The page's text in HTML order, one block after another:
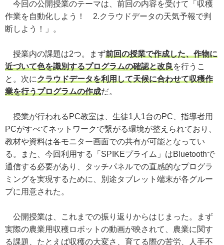
今回の公開授業のテーマは、前回の内容を受けて「収穫
作業を自動化しよう！ 2.クラウドデータの天気予報で判
断しよう！」。
授業内の課題は2つ。まず前回の授業で作成した、作物に
近づいて色を識別するプログラムの確認と改良を行うこ
と。次にクラウドデータを利用して天候に合わせて収穫作
業を行うプログラムの作成だ。
授業が行われるPC教室は、生徒1人1台のPC、指導者用
PCがすべてネットワークで繋がる環境が整えられており、
教材や資料は各モニター画面での共有が可能となってい
る。また、今回利用する「SPIKEプライム」はBluetoothで
通信する必要があり、タッチパネルでの直感的なプログラ
ミングを実現するために、別途タブレット端末が各グルー
プに用意された。
公開授業は、これまでの振り返りからはじまった。まず
実際の農業用収穫ロボットの動画が映されて、農業に関す
る課題、たとえば収穫の大変さ、育てる際の苦労、人手不